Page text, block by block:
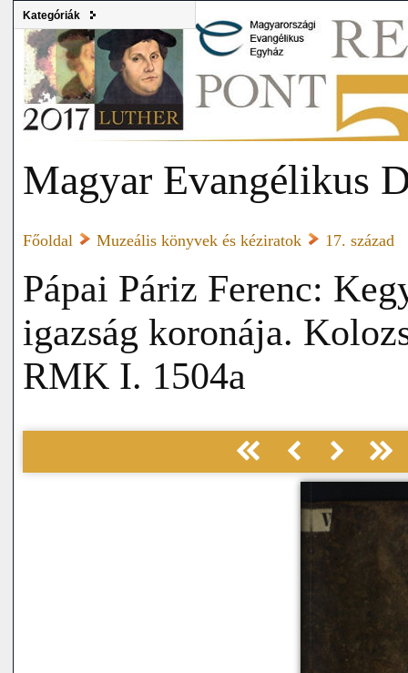
Kategóriák
Magyar Evangélikus
Főoldal Muzeális könyvek és kéziratok 17. század
Pápai Páriz Ferenc:
igazság koronája.
RMK I. 1504a